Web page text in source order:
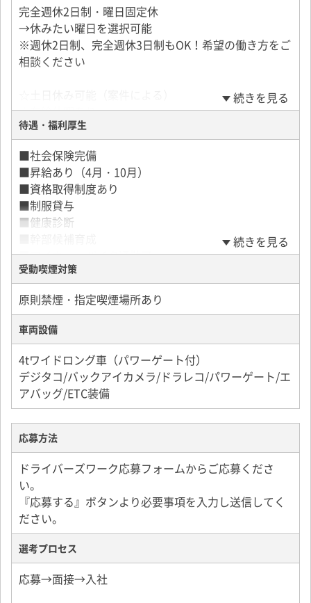
えるなどできることが増えたらどんどんアップしてい
きます。
■業務習熟度に基づき昇給あり
■完全週休2日制の場合、月給300,000円スタート
完全週休2日制・曜日固定休
→休みたい曜日を選択可能
※週休2日制、完全週休3日制もOK！希望の働き方をご
相談ください
☆有給休暇あり
続きを見る
待遇・福利厚生
■社会保険完備
■昇給あり（4月・10月）
■資格取得制度あり
■制服貸与
■健康診断
■マイカー・バイク通勤可
■通勤費支給
続きを見る
受動喫煙対策
原則禁煙・指定喫煙場所あり
車両設備
4tワイドロング車（パワーゲート付）
デジタコ/バックアイカメラ/ドラレコ/パワーゲート/エ
アバッグ/ETC装備
応募方法
ドライバーズワーク応募フォームからご応募くださ
い。
『応募する』ボタンより必要事項を入力し送信してく
ださい。
選考プロセス
応募→面接→入社